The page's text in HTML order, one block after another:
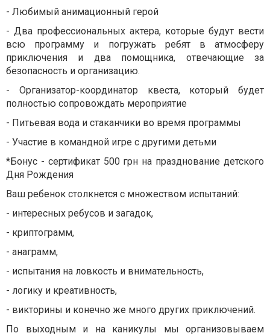
- Любимый анимационный герой
- Два профессиональных актера, которые будут вести
всю программу и погружать ребят в атмосферу
приключения и два помощника, отвечающие за
безопасность и организацию.
- Организатор-координатор квеста, который будет
полностью сопровождать мероприятие
- Питьевая вода и стаканчики во время программы
- Участие в командной игре с другими детьми
*Бонус - сертификат 500 грн на празднование детского
Дня Рождения
Ваш ребенок столкнется с множеством испытаний:
- интересных ребусов и загадок,
- криптограмм,
- анаграмм,
- испытания на ловкость и внимательность,
- логику и креативность,
- викторины и конечно же много других приключений.
По выходным и на каникулы мы организовываем